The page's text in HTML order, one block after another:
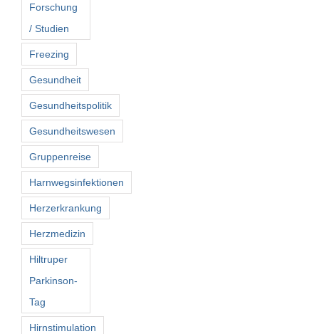
Forschung
/ Studien
Freezing
Gesundheit
Gesundheitspolitik
Gesundheitswesen
Gruppenreise
Harnwegsinfektionen
Herzerkrankung
Herzmedizin
Hiltruper
Parkinson-
Tag
Hirnstimulation